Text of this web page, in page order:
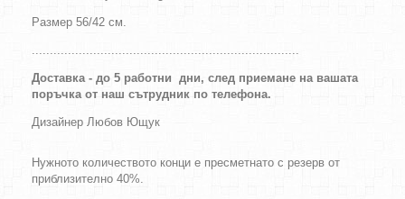
Размер 56/42 см.
..........................................................................
Доставка - до 5 работни дни, след приемане на вашата
поръчка от наш сътрудник по телефона.
Дизайнер Любов Ющук
Нужното количеството конци е пресметнато с резерв от
приблизително 40%.